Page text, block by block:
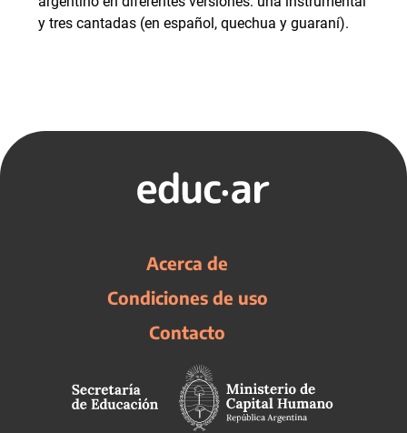
y tres cantadas (en español, quechua y guaraní).
Acerca de
Condiciones de uso
Contacto